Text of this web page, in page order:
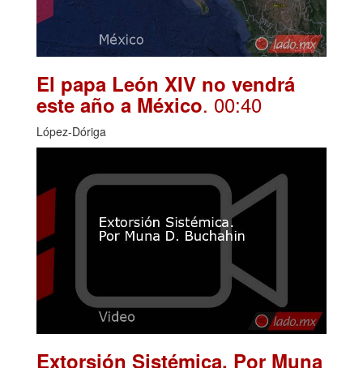
El papa León XIV no vendrá
este año a México. 00:40
López-Dóriga
Extorsión Sistémica. Por Muna